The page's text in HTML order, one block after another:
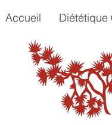
Accueil Diététique